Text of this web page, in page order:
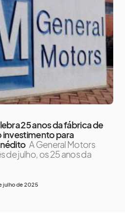
25 anos da fábrica de
investimento para
A General Motors
de julho, os 25 anos da
julho de 2025